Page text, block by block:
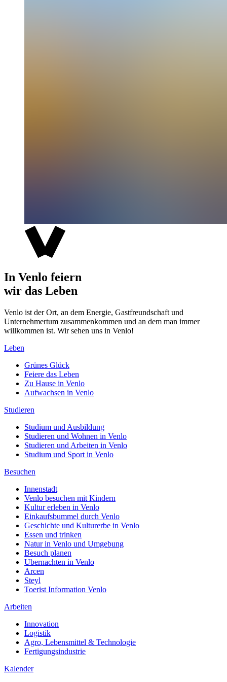
In Venlo feiern
wir das Leben
Venlo ist der Ort, an dem Energie, Gastfreundschaft und
Unternehmertum zusammenkommen und an dem man immer
willkommen ist. Wir sehen uns in Venlo!
Leben
Grünes Glück
Feiere das Leben
Zu Hause in Venlo
Aufwachsen in Venlo
Studieren
Studium und Ausbildung
Studieren und Wohnen in Venlo
Studieren und Arbeiten in Venlo
Studium und Sport in Venlo
Besuchen
Innenstadt
Venlo besuchen mit Kindern
Kultur erleben in Venlo
Einkaufsbummel durch Venlo
Geschichte und Kulturerbe in Venlo
Essen und trinken
Natur in Venlo und Umgebung
Besuch planen
Ubernachten in Venlo
Arcen
Steyl
Toerist Information Venlo
Arbeiten
Innovation
Logistik
Agro, Lebensmittel & Technologie
Fertigungsindustrie
Kalender